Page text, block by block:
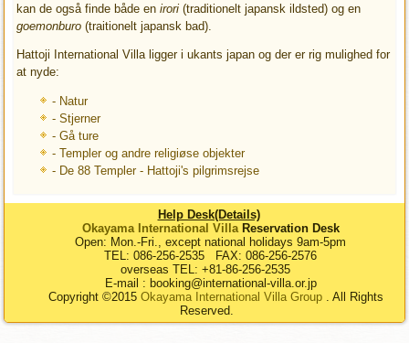
kan de også finde både enirori (traditionelt japansk ildsted) og en
goemonburo (traitionelt japansk bad).
Hattoji International Villa ligger i ukants japan og der er rig mulighed for
at nyde:
- Natur
- Stjerner
- Gå ture
- Templer og andre religiøse objekter
- De 88 Templer - Hattoji's pilgrimsrejse
Help Desk(Details)
Okayama International VillaReservation Desk
Open: Mon.-Fri., except national holidays 9am-5pm
TEL: 086-256-2535 FAX: 086-256-2576
overseas TEL: +81-86-256-2535
E-mail : booking@international-villa.or.jp
Copyright ©2015 Okayama International Villa Group . All Rights
Reserved.